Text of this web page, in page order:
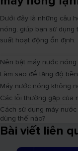
Dưới đây là những câu
nóng, giúp bạn sử
suất hoạt động ổn định.
Nên bật máy nước
Làm sao để tăng độ
Máy nước nóng không
Các lỗi thường gặp của
Cách sử dụng máy
dùng thế nào?
Bài viết liên